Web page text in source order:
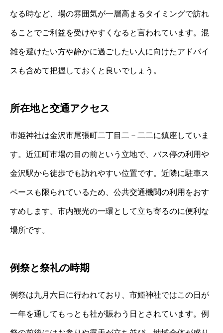
なる時など、場の雰囲気が一層高まるタイミングで訪れ
ることでご利益を受けやすくなると言われています。混
雑を避けたい方や静かに過ごしたい人に向けたアドバイ
スも含めて把握しておくと良いでしょう。
所在地と交通アクセス
市姫神社は金沢市尾張町二丁目二－二二に鎮座していま
す。近江町市場の目の前という立地で、バス停の利用や
金沢駅から徒歩でも訪れやすい位置です。近隣に駐車ス
ペースも限られているため、公共交通機関の利用をおす
すめします。市内観光の一環として立ち寄るのに便利な
場所です。
例祭と祭礼の時期
例祭は九月六日に行われており、市姫神社ではこの日が
一年を通してもっとも社が賑わう日とされています。例